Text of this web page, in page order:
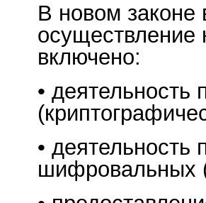
В новом законе
осуществление
включено:
•
•
шифровальных